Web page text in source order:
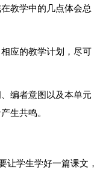
教学中的几点体会总
应的教学计划，尽可
编者意图以及本单元
生共鸣。
让学生学好一篇课文，